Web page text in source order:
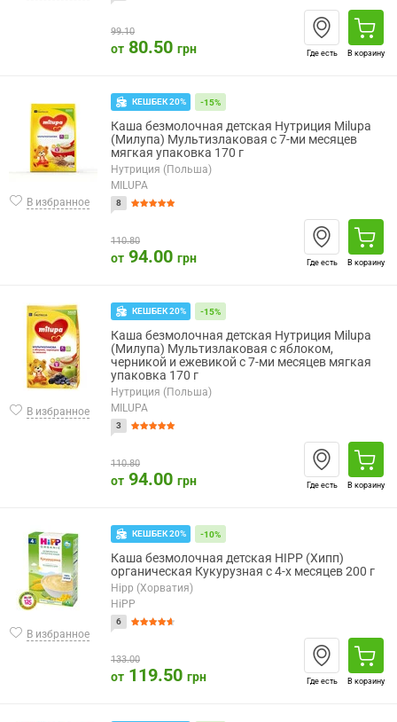
99.10
от 80.50 грн Где есть В корзину
В избранное
КЕШБЕК 20% -15%
Каша безмолочная детская Нутриция Milupa
(Милупа) Мультизлаковая с 7-ми месяцев
мягкая упаковка 170 г
Нутриция (Польша)
MILUPA
8
110.80
от 94.00 грн Где есть В корзину
В избранное
КЕШБЕК 20% -15%
Каша безмолочная детская Нутриция Milupa
(Милупа) Мультизлаковая с яблоком,
черникой и ежевикой с 7-ми месяцев мягкая
упаковка 170 г
Нутриция (Польша)
MILUPA
3
110.80
от 94.00 грн Где есть В корзину
В избранное
КЕШБЕК 20% -10%
Каша безмолочная детская HIPP (Хипп)
органическая Кукурузная с 4-х месяцев 200 г
Hipp (Хорватия)
HiPP
6
133.00
от 119.50 грн Где есть В корзину